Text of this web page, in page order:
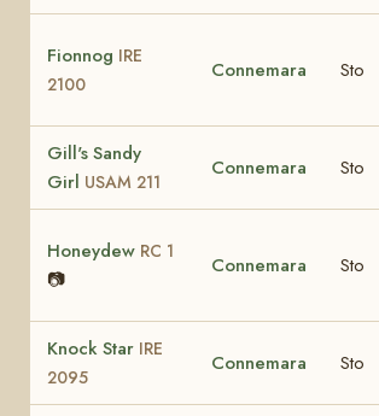
Fionnog IRE
2100
Connemara Sto
Gill's Sandy
Girl USAM 211
Connemara Sto
Honeydew RC 1
📷
Connemara Sto
Knock Star IRE
2095
Connemara Sto